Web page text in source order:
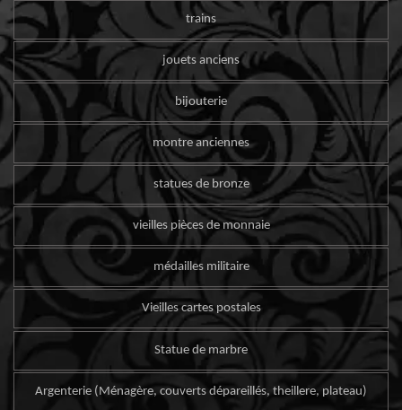
trains
jouets anciens
bijouterie
montre anciennes
statues de bronze
vieilles pièces de monnaie
médailles militaire
Vieilles cartes postales
Statue de marbre
Argenterie (Ménagère, couverts dépareillés, theillere, plateau)